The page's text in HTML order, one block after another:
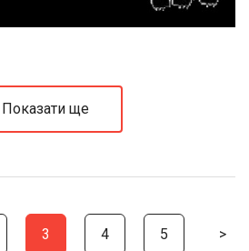
Показати ще
3 4 5 >